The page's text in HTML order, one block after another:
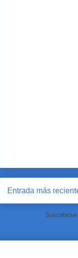
Entrada más